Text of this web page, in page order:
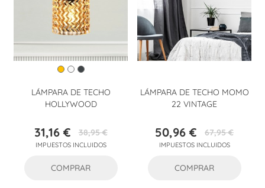
LÁMPARA DE TECHO
HOLLYWOOD
Precio
31,16 €Precio
base
38,95 €
IMPUESTOS INCLUIDOS
COMPRAR
LÁMPARA DE TECHO MOMO
22 VINTAGE
Precio
50,96 €Precio
base
67,95 €
IMPUESTOS INCLUIDOS
COMPRAR